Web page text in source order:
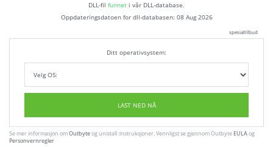
DLL-fil funnet i vår DLL-database.
Oppdateringsdatoen for dll-databasen: 08 Aug 2026
spesialtilbud
Ditt operativsystem:
LAST NED NÅ
Se mer informasjon omOutbyteog unistall :instruksjoner. Vennligst se gjennom Outbyte EULAog
Personvernregler